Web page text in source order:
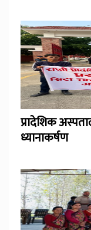
प्रादेशिक
ध्यानाकर्षण